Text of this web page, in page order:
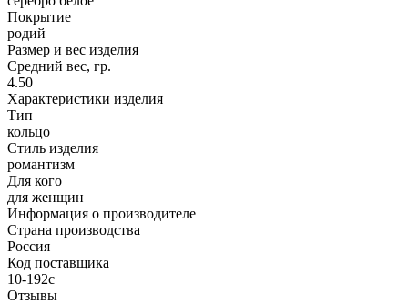
Покрытие
родий
Размер и вес изделия
Средний вес, гр.
4.50
Характеристики изделия
Тип
кольцо
Стиль изделия
романтизм
Для кого
для женщин
Информация о производителе
Страна производства
Россия
Код поставщика
10-192с
Отзывы